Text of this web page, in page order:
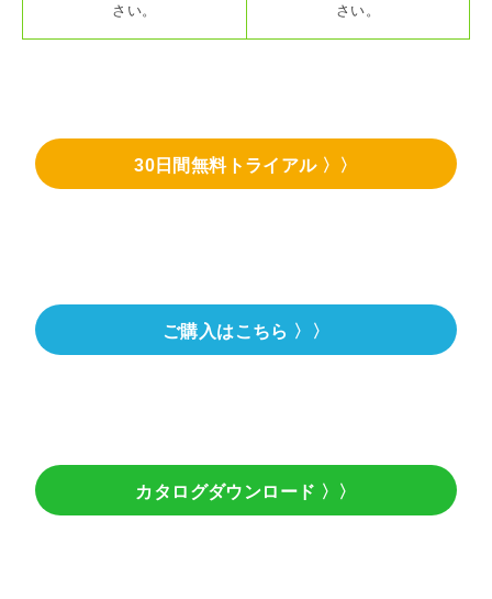
さい。
さい。
30日間無料トライアル 〉〉
ご購入はこちら 〉〉
カタログダウンロード 〉〉